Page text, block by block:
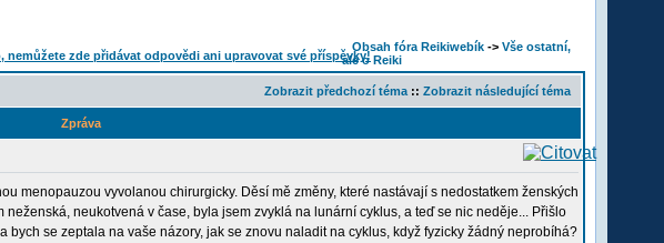
Obsah fóra Reikiwebík -> Vše ostatní,
ale o Reiki
Zobrazit předchozí téma :: Zobrazit následující téma
Zpráva
menopauzou vyvolanou chirurgicky. Děsí mě změny, které nastávají s nedostatkem ženských
neukotvená v čase, byla jsem zvyklá na lunární cyklus, a teď se nic neděje... Přišlo
se zeptala na vaše názory, jak se znovu naladit na cyklus, když fyzicky žádný neprobíhá?